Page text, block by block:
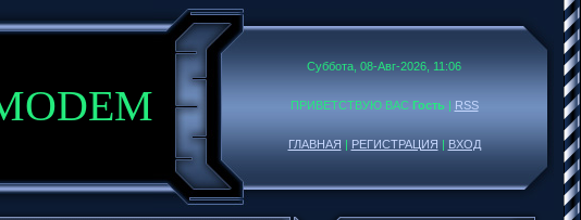
Суббота, 08-Авг-2026, 11:06
ПРИВЕТСТВУЮ ВАС Гость| RSS
ГЛАВНАЯ | РЕГИСТРАЦИЯ | ВХОД